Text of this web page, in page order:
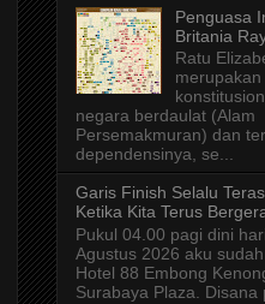
Penguasa
Britania
Ratu
negara berdaulat (Alam
Persemakmuran) dan
dependensinya, se...
Garis Finish Selalu
Ketika Kita Terus
Pukul 04.00 pagi dini
Agustus 2026 aku
Hotel 88 Embong
Surabaya Plaza. Disana